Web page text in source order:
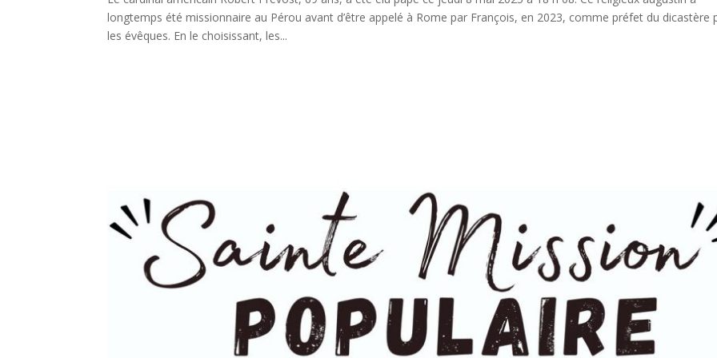
longtemps été missionnaire au Pérou avant d’être appelé à Rome par François, en 2023, comme préfet du dicastère
les évêques. En le choisissant, les...